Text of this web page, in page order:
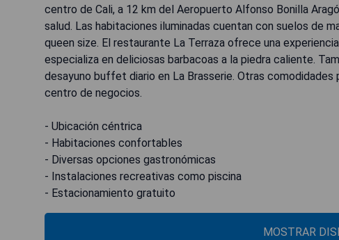
centro de Cali, a 12 km del Aeropuerto Alfonso Bonilla
salud. Las habitaciones iluminadas cuentan con suelos de
queen size. El restaurante La Terraza ofrece una
especializa en deliciosas barbacoas a la piedra caliente.
desayuno buffet diario en La Brasserie. Otras
centro de negocios.
- Ubicación céntrica
- Habitaciones confortables
- Diversas opciones gastronómicas
- Instalaciones recreativas como piscina
- Estacionamiento gratuito
MOSTRAR